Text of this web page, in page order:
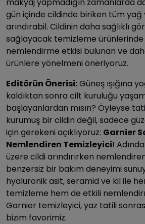
gün içinde cildinde biriken tüm yağ
arındırabil. Cildinin daha sağlıklı
sağlayacak temizleme ürünlerinde
nemlendirme etkisi bulunan ve
ürünlere yönelmeni öneriyoruz.
Editörün Önerisi:Güneş ışığına
kaldıktan sonra cilt kuruluğu
başlayanlardan mısın? Öyleyse
kurumuş bir cildin değil, sadece
için gerekeni açıklıyoruz: Garnier
Nemlendiren Temizleyici!
üzere cildi arındırırken
benzersiz bir bakım deneyimi
hyaluronik asit, seramid ve kil ile
temizleme hem de etkili
Garnier temizleyici, yaz tatili
bizim favorimiz.